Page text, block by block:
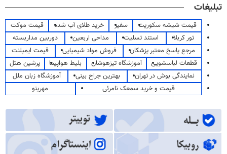
تبلیغات
قیمت شیشه سکوریت سفیر خرید طلای آب شده
قیمت موکت
تور کربلا
استند تسلیت مداحی اربعین
دوربین مداربسته
مرجع پاسخ معتبر پزشکان
فروش مواد شیمیایی
قیمت ایمپلنت
قطعات لباسشویی
آموزشگاه تیزهوشان بلیط هواپیما
پرشین هتل
نمایندگی بوش در تهران
بهترین جراح بینی
آموزشگاه زبان ملل
قیمت و خرید سمعک نامرئی
مهرینو